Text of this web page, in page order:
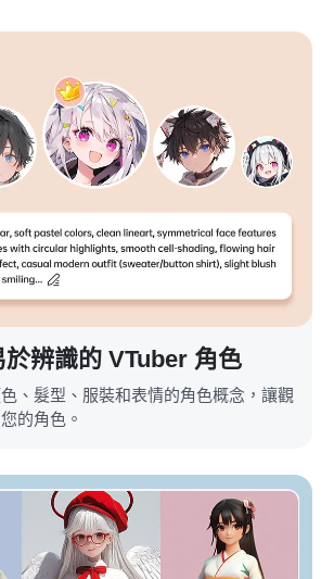
辨識的 VTuber 角色
、髮型、服裝和表情的角色概念，讓觀
的角色。